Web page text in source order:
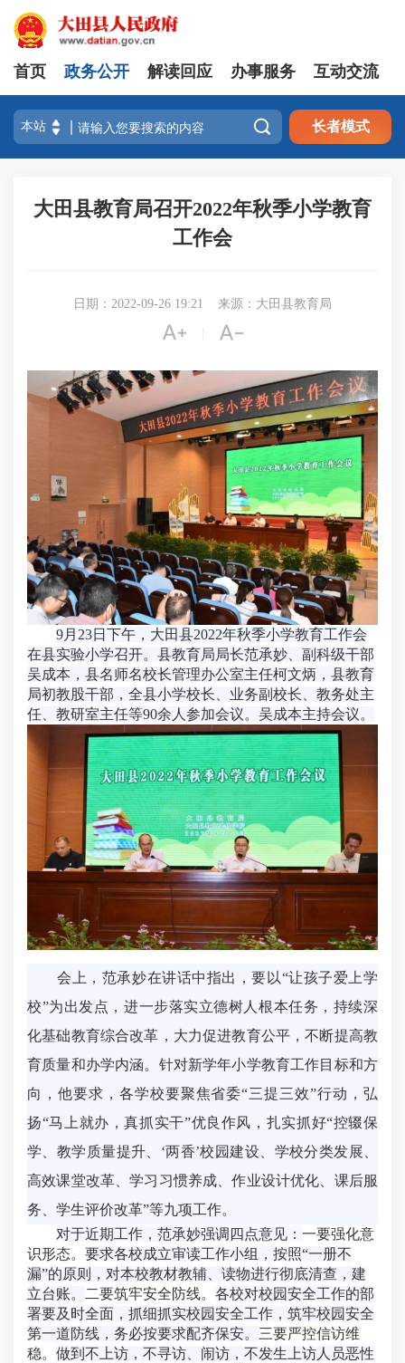
首页 政务公开 解读回应 办事服务 互动交流
 长者模式
大田县教育局召开2022年秋季小学教育
工作会
日期：2022-09-26 19:21 来源：大田县教育局
 
9月23日下午，大田县2022年秋季小学教育工作会
在县实验小学召开。县教育局局长范承妙、副科级干部
吴成本，县名师名校长管理办公室主任柯文炳，县教育
局初教股干部，全县小学校长、业务副校长、教务处主
任、教研室主任等90余人参加会议。吴成本主持会议。
会上，范承妙在讲话中指出，要以“让孩子爱上学
校”为出发点，进一步落实立德树人根本任务，持续深
化基础教育综合改革，大力促进教育公平，不断提高教
育质量和办学内涵。针对新学年小学教育工作目标和方
向，他要求，各学校要聚焦省委“三提三效”行动，弘
扬“马上就办，真抓实干”优良作风，扎实抓好“控辍保
学、教学质量提升、‘两香’校园建设、学校分类发展、
高效课堂改革、学习习惯养成、作业设计优化、课后服
务、学生评价改革”等九项工作。
对于近期工作，范承妙强调四点意见： 一要强化意
识形态。 要求各校成立审读工作小组，按照“一册不
漏”的原则，对本校教材教辅、读物进行彻底清查，建
立台账。
二要筑牢安全防线。 各校对校园安全工作的部
署要及时全面，抓细抓实校园安全工作，筑牢校园安全
第一道防线，务必按要求配齐保安。 三要严控信访维
稳。 做到不上访，不寻访、闹访，不发生上访人员恶性